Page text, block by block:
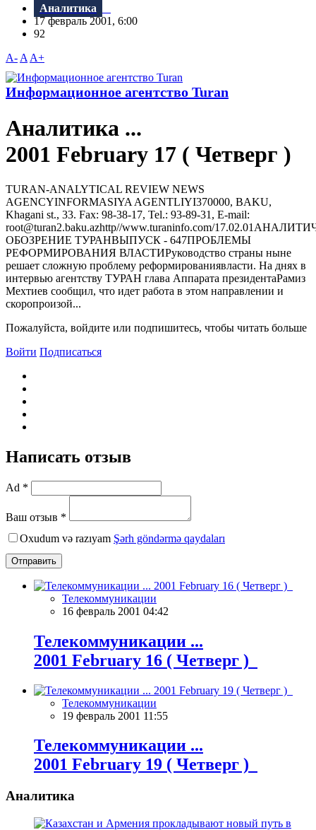
Аналитика
17 февраль 2001, 6:00
92
A- A A+
Информационное агентство Turan
Аналитика ...
2001 February 17 ( Четверг )
TURAN-ANALYTICAL REVIEW NEWS
AGENCYINFORMASIYA AGENTLIYI370000, BAKU,
Khagani st., 33. Fax: 98-38-17, Tel.: 93-89-31, E-mail:
root@turan2.baku.azhttр//www.turaninfo.com/
ОБОЗРЕНИЕ ТУРАНВЫПУСК - 647ПРОБЛЕМЫ
РЕФОРМИРОВАНИЯ ВЛАСТИРуководство страны ныне
решает сложную проблему реформированиявласти. На днях в
интервью агентству ТУРАН глава Аппарата президентаРамиз
Мехтиев сообщил, что идет работа в этом направлении и
скоропроизой...
Пожалуйста, войдите или подпишитесь, чтобы читать больше
Войти Подписаться
Написать отзыв
Ad *
Ваш отзыв *
Oxudum və razıyam Şərh göndərmə qaydaları
Отправить
Телекоммуникации
16 февраль 2001 04:42
Телекоммуникации ...
2001 February 16 ( Четверг )
Телекоммуникации
19 февраль 2001 11:55
Телекоммуникации ...
2001 February 19 ( Четверг )
Аналитика